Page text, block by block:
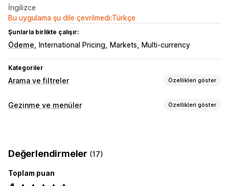
İngilizce
Bu uygulama şu dile çevrilmedi:Türkçe
Şunlarla birlikte çalışır:
Ödeme International Pricing Markets Multi-currency
Kategoriler
Arama ve filtreler Özellikleri göster
Arama özellikleri
Çoklu filtreleme Sonuçları hariç tutma
Ekran özelleştirme
Gezinme ve menüler Özellikleri göster
Göz atma
İçerik haritaları
Değerlendirmeler (17)
Toplam puan